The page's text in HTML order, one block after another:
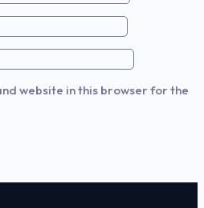
website in this browser for the